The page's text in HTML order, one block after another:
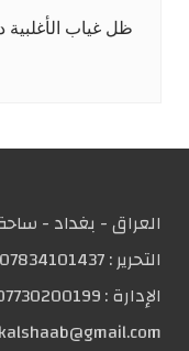
ظل غياب الأغلبية
العراق - بغداد -
التحریر :07834101437
الإدارة :